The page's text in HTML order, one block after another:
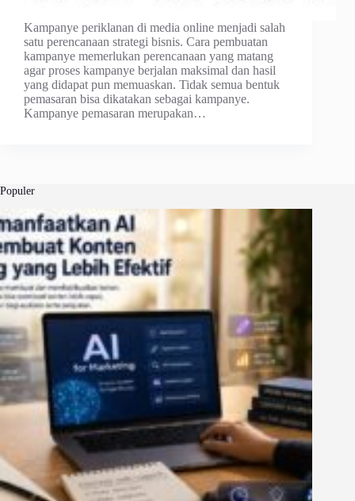
Kampanye periklanan di media online menjadi salah
satu perencanaan strategi bisnis. Cara pembuatan
kampanye memerlukan perencanaan yang matang
agar proses kampanye berjalan maksimal dan hasil
yang didapat pun memuaskan. Tidak semua bentuk
pemasaran bisa dikatakan sebagai kampanye.
Kampanye pemasaran merupakan…
Populer